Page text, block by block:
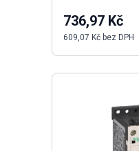
736,97 Kč
609,07 Kč bez DPH